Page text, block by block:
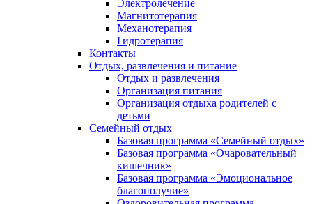
Электролечение
Магнитотерапия
Механотерапия
Гидротерапия
Контакты
Отдых, развлечения и питание
Отдых и развлечения
Организация питания
Организация отдыха родителей с
детьми
Семейный отдых
Базовая программа «Семейный отдых»
Базовая программа «Очаровательный
кишечник»
Базовая программа «Эмоциональное
благополучие»